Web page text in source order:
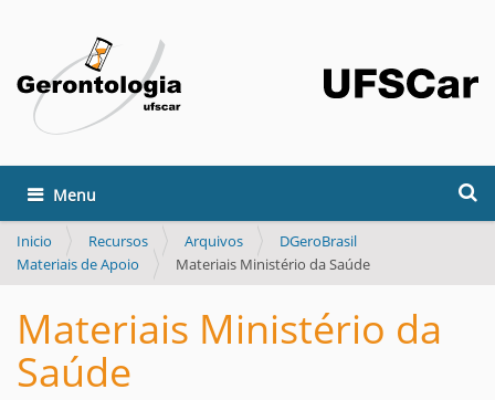
Búsqueda Avanzada…
Mostrar/Ocultar navegación
Inicio Recursos Arquivos
DGeroBrasil
Materiais de Apoio
Materiais Ministério da Saúde
Materiais Ministério da
Saúde